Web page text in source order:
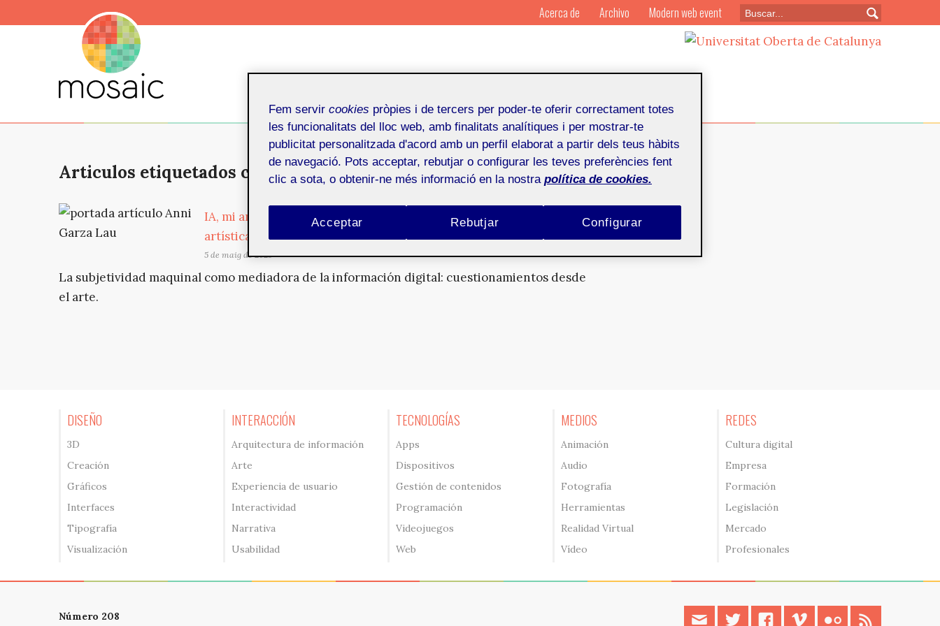
Articulos etiquetados con: proceso artístico
IA, mi amor. Sobre la subjetividad de las máquinas y la experiencia
artística
5 de maig de 2025
La subjetividad maquinal como mediadora de la información digital: cuestionamientos desde
el arte.
DISEÑO
3D
Creación
Gráficos
Interfaces
Tipografía
Visualización
INTERACCIÓN
Arquitectura de información
Arte
Experiencia de usuario
Interactividad
Narrativa
Usabilidad
TECNOLOGÍAS
Apps
Dispositivos
Gestión de contenidos
Programación
Videojuegos
Web
MEDIOS
Animación
Audio
Fotografía
Herramientas
Realidad Virtual
Vídeo
REDES
Cultura digital
Empresa
Formación
Legislación
Mercado
Profesionales
Acerca de Archivo Modern web event
Número 208 contacto twitter facebook vimeo flickr
Fem servir cookies pròpies i de tercers per poder-te oferir correctament totes
les funcionalitats del lloc web, amb finalitats analítiques i per mostrar-te
publicitat personalitzada d'acord amb un perfil elaborat a partir dels teus hàbits
de navegació. Pots acceptar, rebutjar o configurar les teves preferències fent
clic a sota, o obtenir-ne més informació en la nostra política de cookies.
Rebutjar
Acceptar Configurar